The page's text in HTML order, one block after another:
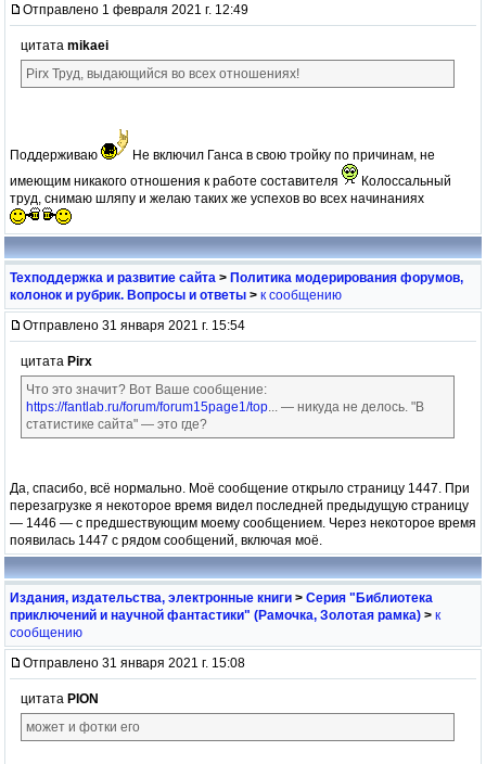
Отправлено 1 февраля 2021 г. 12:49
цитата mikaei
Pirx Труд, выдающийся во всех отношениях!
Поддерживаю
Не включил Ганса в свою тройку по причинам, не
имеющим никакого отношения к работе составителя
Колоссальный
труд, снимаю шляпу и желаю таких же успехов во всех начинаниях
Техподдержка и развитие сайта > Политика модерирования форумов,
колонок и рубрик. Вопросы и ответы > к сообщению
Отправлено 31 января 2021 г. 15:54
цитата Pirx
Что это значит? Вот Ваше сообщение:
https://fantlab.ru/forum/forum15page1/top... — никуда не делось. "В
статистике сайта" — это где?
Да, спасибо, всё нормально. Моё сообщение открыло страницу 1447. При
перезагрузке я некоторое время видел последней предыдущую страницу
— 1446 — с предшествующим моему сообщением. Через некоторое время
появилась 1447 с рядом сообщений, включая моё.
Издания, издательства, электронные книги > Серия "Библиотека
приключений и научной фантастики" (Рамочка, Золотая рамка) > к
сообщению
Отправлено 31 января 2021 г. 15:08
цитата PION
может и фотки его